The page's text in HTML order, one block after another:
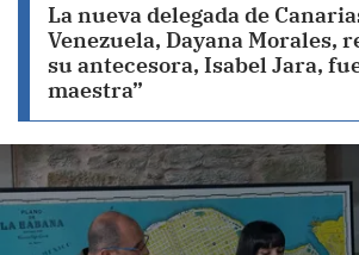
La nueva delegada de
Venezuela, Dayana Morales,
su antecesora, Isabel Jara,
maestra”